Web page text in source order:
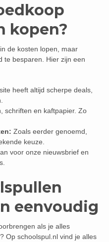
kopen?
de kosten lopen, maar
te besparen. Hier zijn een
heeft altijd scherpe deals,
schriften en kaftpapier. Zo
Zoals eerder genoemd,
keuze.
voor onze nieuwsbrief en
eenvoudig
als je alles
Op schoolspul.nl vind je alles